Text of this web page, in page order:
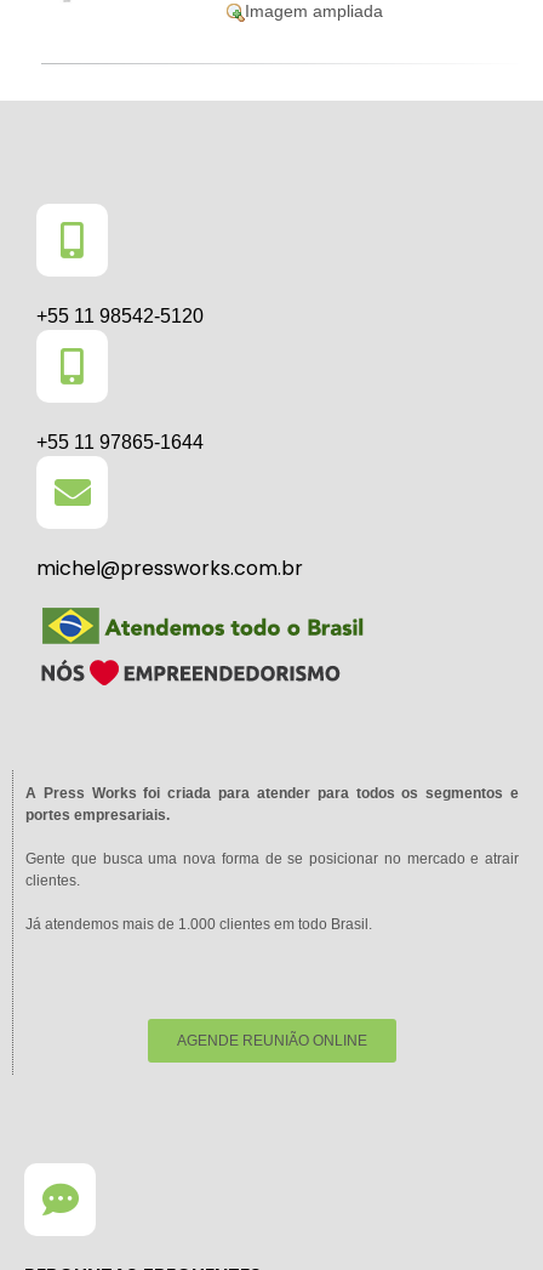
Imagem ampliada
+55 11 98542-5120
+55 11 97865-1644
michel@pressworks.com.br
A Press Works foi criada para atender para todos os segmentos e
portes empresariais.
Gente que busca uma nova forma de se posicionar no mercado e atrair
clientes.
Já atendemos mais de 1.000 clientes em todo Brasil.
AGENDE REUNIÃO ONLINE